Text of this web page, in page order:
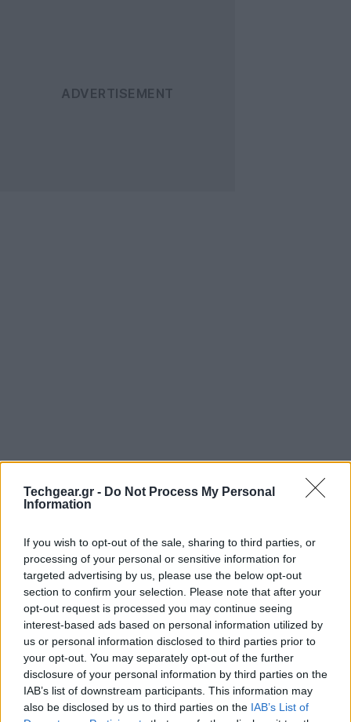
Techgear.gr - Do Not Process My Personal
Information
If you wish to opt-out of the sale, sharing to third parties, or
processing of your personal or sensitive information for
targeted advertising by us, please use the below opt-out
section to confirm your selection. Please note that after your
opt-out request is processed you may continue seeing
interest-based ads based on personal information utilized by
us or personal information disclosed to third parties prior to
your opt-out. You may separately opt-out of the further
disclosure of your personal information by third parties on the
IAB’s list of downstream participants. This information may
also be disclosed by us to third parties on the IAB’s List of
MeeGo κυκλοφόρησε το πρώτο της λειτουργικό
σύστημα γιαnetbooks,MeeGo v1.0. Είναι η πρώτη
σταθερή έκδοση του λειτουργικού συστήματος και
ήδη έχει δοθεί πρόσβαση στους developers για να
δημιουργήσουν εφαρμογές. Στην αρχική οθόνη
υπάρχει πληθώρα πληροφοριών, όπως ημερολόγια,
εργασίες, πρόσφατα αρχεία και updates των social
networks σε πραγματικό χρόνο.